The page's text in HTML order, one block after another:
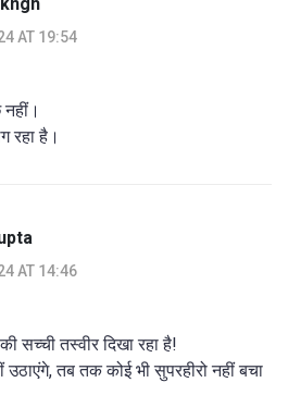
AT 19:54
रहा है।
AT 14:46
सच्ची तस्वीर दिखा रहा है!
तब तक कोई भी सुपरहीरो नहीं बचा